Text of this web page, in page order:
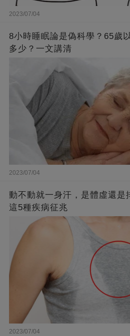
2023/07/04
8小時睡眠論是偽科學？65歲
多少？一文講清
2023/07/04
動不動就一身汗，是體虛還是
這5種疾病征兆
2023/07/04